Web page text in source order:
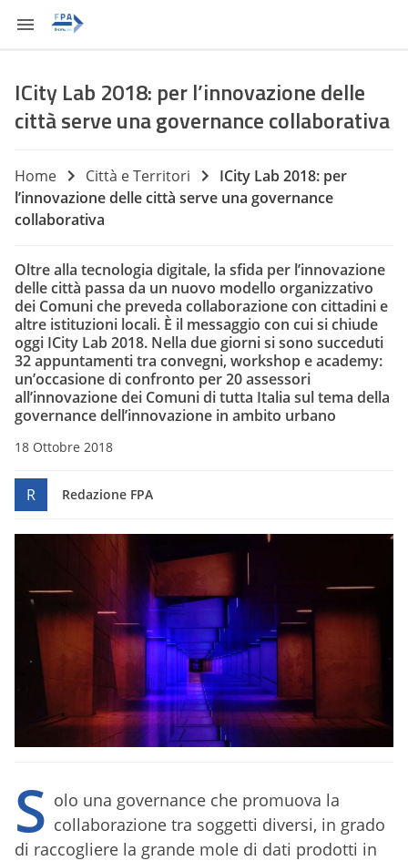
ICity Lab 2018: per l’innovazione delle
città serve una governance collaborativa
Home Città e Territori
ICity Lab 2018: per
l’innovazione delle città serve una governance
collaborativa
Oltre alla tecnologia digitale, la sfida per l’innovazione
delle città passa da un nuovo modello organizzativo
dei Comuni che preveda collaborazione con cittadini e
altre istituzioni locali. È il messaggio con cui si chiude
oggi ICity Lab 2018. Nella due giorni si sono succeduti
32 appuntamenti tra convegni, workshop e academy:
un’occasione di confronto per 20 assessori
all’innovazione dei Comuni di tutta Italia sul tema della
governance dell’innovazione in ambito urbano
18 Ottobre 2018
R Redazione FPA
S olo una governance che promuova la
collaborazione tra soggetti diversi, in grado
di raccogliere la grande mole di dati prodotti in